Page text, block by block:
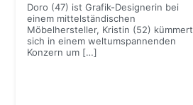
Doro (47) ist Grafik-Designerin bei
einem mittelständischen
Möbelhersteller, Kristin (52) kümmert
sich in einem weltumspannenden
Konzern um […]